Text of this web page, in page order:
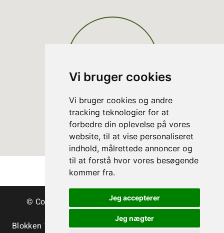
Vi bruger cookies
Vi bruger cookies og andre
tracking teknologier for at
forbedre din oplevelse på vores
website, til at vise personaliseret
indhold, målrettede annoncer og
til at forstå hvor vores besøgende
kommer fra.
Jeg accepterer
Jeg nægter
© Copyright Dänische Christbäume - Bäume &
Schnittgrün
Blokken 15 | DK-3460 Birkerød | Tlf.:+45 45 35 24 12